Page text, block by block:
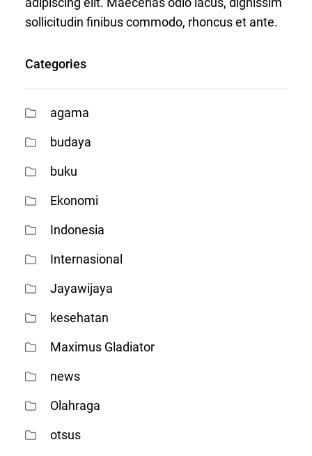
sollicitudin finibus commodo, rhoncus et ante.
Categories
agama
budaya
buku
Ekonomi
Indonesia
Internasional
Jayawijaya
kesehatan
Maximus Gladiator
news
Olahraga
otsus